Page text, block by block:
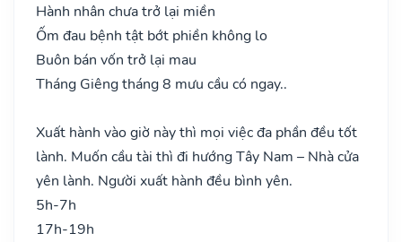
Hành nhân chưa trở lại miền
Ốm đau bệnh tật bớt phiền không lo
Buôn bán vốn trở lại mau
Tháng Giêng tháng 8 mưu cầu có ngay..
Xuất hành vào giờ này thì mọi việc đa phần đều tốt
lành. Muốn cầu tài thì đi hướng Tây Nam – Nhà cửa
yên lành. Người xuất hành đều bình yên.
5h-7h
17h-19h